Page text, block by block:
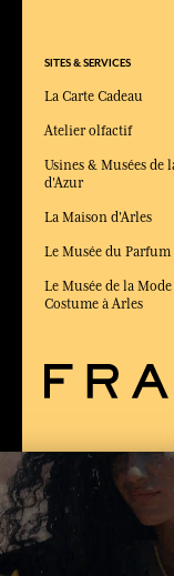
SITES & SERVICES
La Carte Cadeau
Atelier olfactif
Usines & Musées de
d'Azur
La Maison d'Arles
Le Musée du Parfum
Le Musée de la
Costume à Arles
LIVRAISON: US